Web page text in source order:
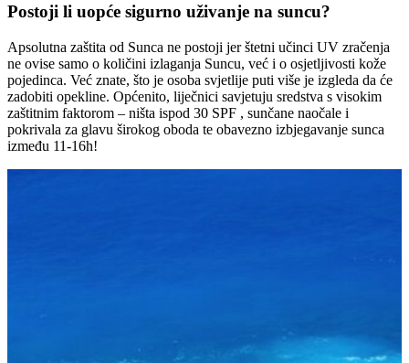
Postoji li uopće sigurno uživanje na suncu?
Apsolutna zaštita od Sunca ne postoji jer štetni učinci UV zračenja
ne ovise samo o količini izlaganja Suncu, već i o osjetljivosti kože
pojedinca. Već znate, što je osoba svjetlije puti više je izgleda da će
zadobiti opekline. Općenito, liječnici savjetuju sredstva s visokim
zaštitnim faktorom – ništa ispod 30 SPF , sunčane naočale i
pokrivala za glavu širokog oboda te obavezno izbjegavanje sunca
između 11-16h!